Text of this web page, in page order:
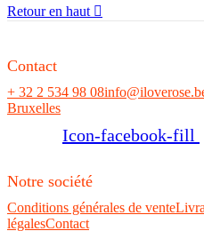
Retour en haut 
Contact
+ 32 2 534 98 08
Bruxelles
Icon-facebook-fill
Notre société
Conditions générales de vente
légalesContact